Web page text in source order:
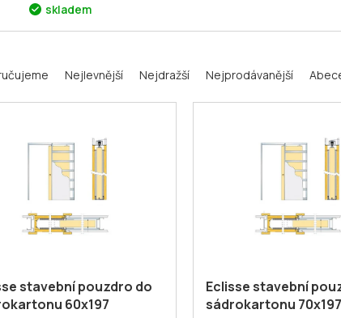
skladem
Nejlevnější Nejdražší Nejprodávanější
stavební pouzdro do
60x197
Eclisse stavební
sádrokartonu 70x197